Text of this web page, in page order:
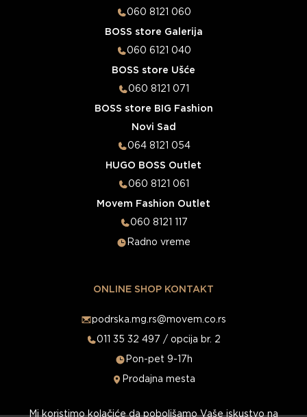
Mi koristimo kolačiće da poboljšamo Vaše iskustvo na
060 8121 060
BOSS store Galerija
060 6121 040
BOSS store Ušće
060 8121 071
BOSS store BIG Fashion
Novi Sad
064 8121 054
HUGO BOSS Outlet
060 8121 061
Movem Fashion Outlet
060 8121 117
Radno vreme
ONLINE SHOP KONTAKT
podrska.mg.rs@movem.co.rs
011 35 32 497 / opcija br. 2
Pon-pet 9-17h
Prodajna mesta